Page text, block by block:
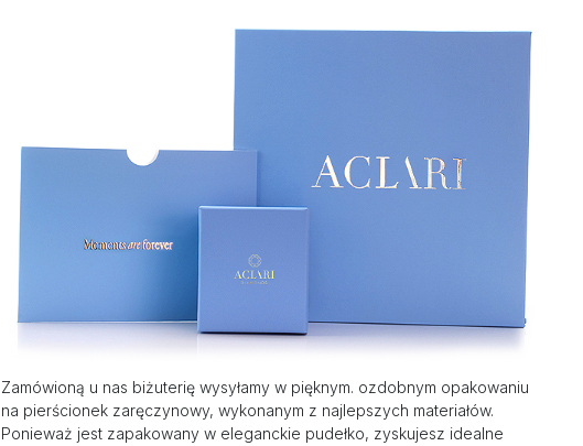
Zamówioną u nas biżuterię wysyłamy w pięknym. ozdobnym opakowaniu
na pierścionek zaręczynowy, wykonanym z najlepszych materiałów.
Ponieważ jest zapakowany w eleganckie pudełko, zyskujesz idealne